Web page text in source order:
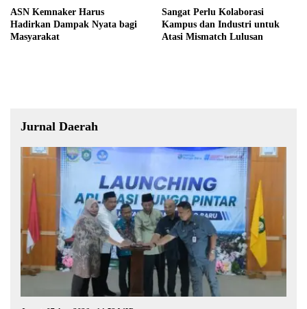
ASN Kemnaker Harus
Hadirkan Dampak Nyata bagi
Masyarakat
Sangat Perlu Kolaborasi
Kampus dan Industri untuk
Atasi Mismatch Lulusan
Jurnal Daerah